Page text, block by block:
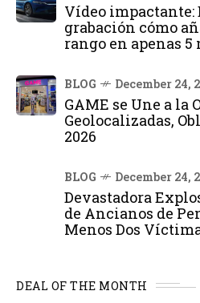
Vídeo impactante:
grabación cómo
rango en apenas
BLOG December 24,
GAME se Une a la
Geolocalizadas,
2026
BLOG December 24,
Devastadora
de Ancianos de
Menos Dos
DEAL OF THE MONTH